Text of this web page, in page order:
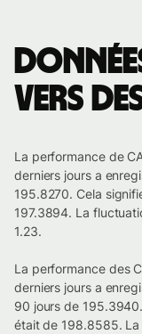
vers
La performance de
derniers jours a
195.8270. Cela
197.3894. La
1.23.
La performance des
derniers jours a
90 jours de
était de 198.8585. La